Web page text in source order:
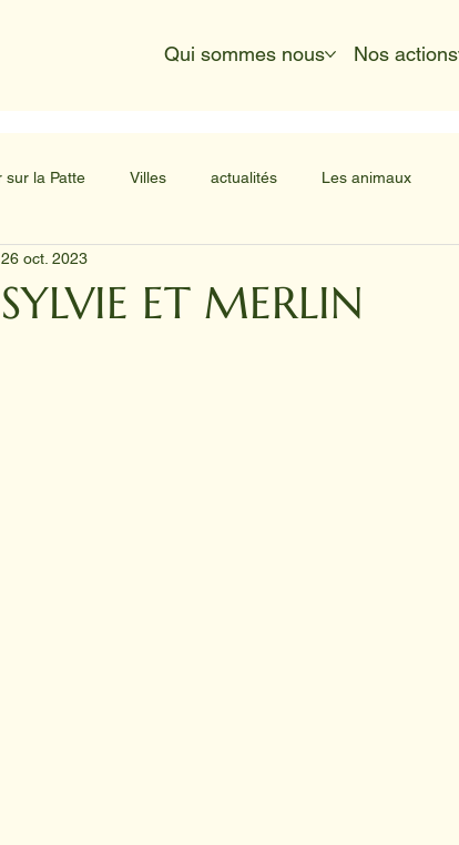
Qui sommes nous Nos actions
la Patte Villes actualités Les animaux
SYLVIE ET MERLIN
26 oct. 2023